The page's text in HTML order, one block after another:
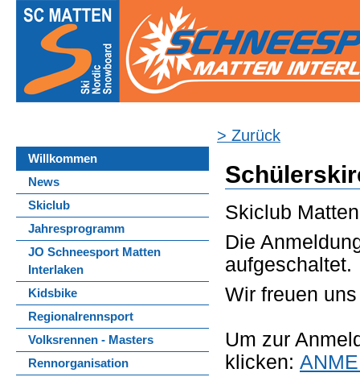
Willkommen
News
Skiclub
Jahresprogramm
JO Schneesport Matten
Interlaken
Kidsbike
Regionalrennsport
Volksrennen - Masters
Rennorganisation
> Zurück
Skiclub Matten
Die
aufgeschaltet.
Wir freuen
Um zur
klicken: